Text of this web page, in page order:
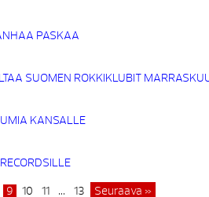
PASKAA
SUOMEN ROKKIKLUBIT
KANSALLE
9 10 11 … 13 Seuraava »